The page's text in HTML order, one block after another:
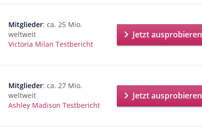
Mitglieder: ca. 25 Mio.
weltweit
Victoria Milan Testbericht
Jetzt ausprobieren
Mitglieder: ca. 27 Mio.
weltweit
Ashley Madison Testbericht
Jetzt ausprobieren